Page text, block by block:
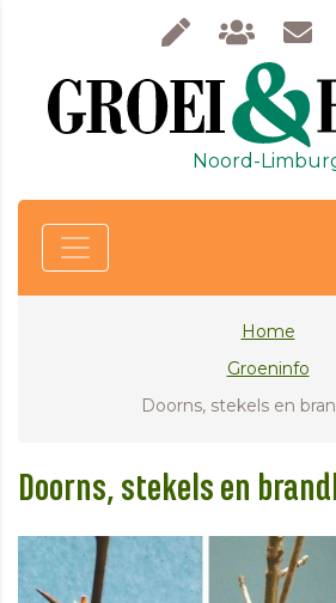
Noord-
Home
Groeninfo
Doorns, stekels en
Doorns, stekels en